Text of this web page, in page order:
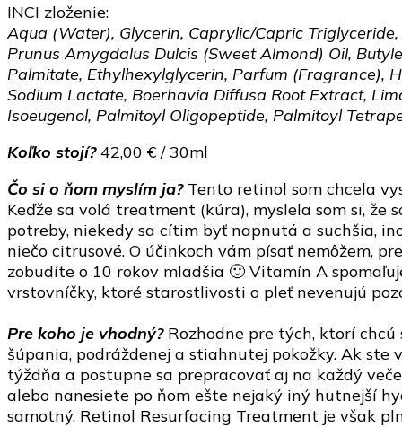
INCI zloženie:
Aqua (Water), Glycerin, Caprylic/Capric
Prunus Amygdalus Dulcis (Sweet Almond) Oil,
Palmitate, Ethylhexylglycerin, Parfum (Fragrance),
Sodium Lactate, Boerhavia Diffusa Root Extract,
Isoeugenol, Palmitoyl Oligopeptide, Palmitoyl
Koľko stojí? 42,00 € / 30ml
Čo si o ňom myslím ja?Tento retinol som chcela
Keďže sa volá treatment (kúra), myslela som si, že
potreby, niekedy sa cítim byť napnutá a suchšia,
niečo citrusové. O účinkoch vám písať nemôžem,
zobudíte o 10 rokov mladšia 🙂 Vitamín A
vrstovníčky, ktoré starostlivosti o pleť nevenujú
Pre koho je vhodný?Rozhodne pre tých, ktorí chcú
šúpania, podráždenej a stiahnutej pokožky. Ak
týždňa a postupne sa prepracovať aj na každý
alebo nanesiete po ňom ešte nejaký iný hutnejší
samotný. Retinol Resurfacing Treatment je však